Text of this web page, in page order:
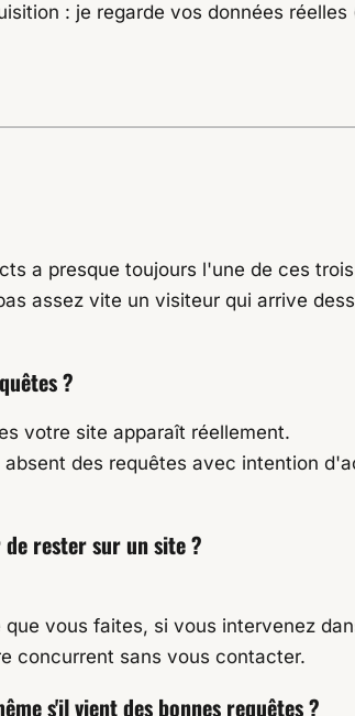
: je regarde vos données
a presque toujours l'une de ces
assez vite un visiteur qui arrive
?
votre site apparaît réellement.
des requêtes avec intention
rester sur un site ?
vous faites, si vous intervenez
concurrent sans vous contacter.
s'il vient des bonnes requêtes ?